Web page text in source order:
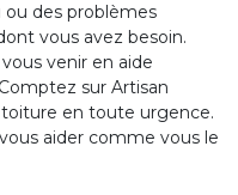
des problèmes
vous avez besoin.
venir en aide
sur Artisan
en toute urgence.
aider comme vous le